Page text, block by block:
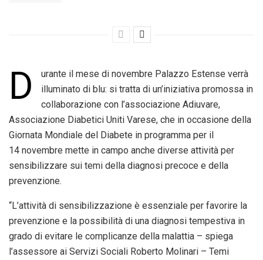
D urante il mese di novembre Palazzo Estense verrà
illuminato di blu: si tratta di un’iniziativa promossa in
collaborazione con l’associazione Adiuvare,
Associazione Diabetici Uniti Varese, che in occasione della
Giornata Mondiale del Diabete in programma per il
14 novembre mette in campo anche diverse attività per
sensibilizzare sui temi della diagnosi precoce e della
prevenzione.
“L’attività di sensibilizzazione è essenziale per favorire la
prevenzione e la possibilità di una diagnosi tempestiva in
grado di evitare le complicanze della malattia – spiega
l’assessore ai Servizi Sociali Roberto Molinari – Temi